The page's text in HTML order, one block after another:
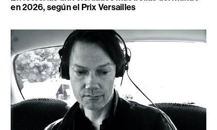
en 2026, según el Prix Versailles